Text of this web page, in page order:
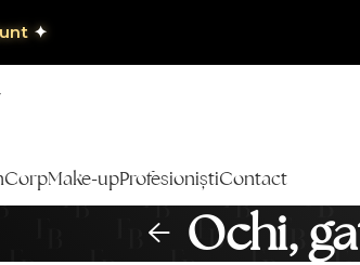
✦
CorpMake-upProfesioniștiContact
Ochi,